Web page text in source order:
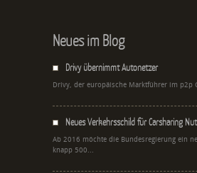
Neues im Blog
Drivy übernimmt Autonetzer
Drivy, der europäische Marktführer im p2p
Neues Verkehrsschild für Carsharing
Ab 2016 möchte die Bundesregierung ein
knapp 500...